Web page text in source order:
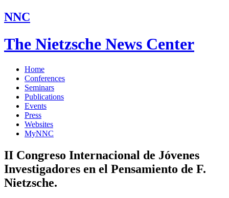
NNC
The Nietzsche News Center
Home
Conferences
Seminars
Publications
Events
Press
Websites
MyNNC
II Congreso Internacional de Jóvenes
Investigadores en el Pensamiento de F.
Nietzsche.